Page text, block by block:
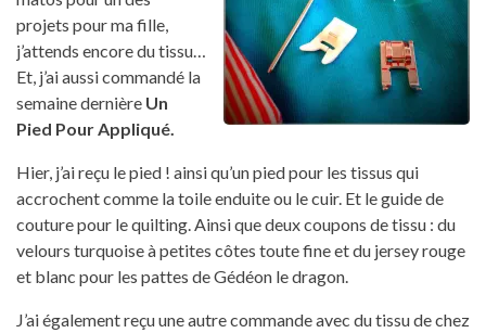
projets pour ma fille,
j’attends encore du tissu…
Et, j’ai aussi commandé la
semaine dernière Un
Pied Pour Appliqué.
Hier, j’ai reçu le pied ! ainsi qu’un pied pour les tissus qui
accrochent comme la toile enduite ou le cuir. Et le guide de
couture pour le quilting. Ainsi que deux coupons de tissu : du
velours turquoise à petites côtes toute fine et du jersey rouge
et blanc pour les pattes de Gédéon le dragon.
J’ai également reçu une autre commande avec du tissu de chez